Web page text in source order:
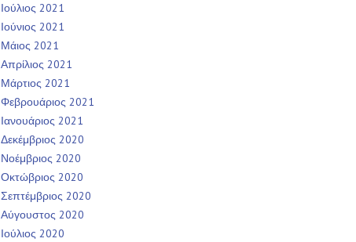
Ιούλιος 2021
Ιούνιος 2021
Μάιος 2021
Απρίλιος 2021
Μάρτιος 2021
Φεβρουάριος 2021
Ιανουάριος 2021
Δεκέμβριος 2020
Νοέμβριος 2020
Οκτώβριος 2020
Σεπτέμβριος 2020
Αύγουστος 2020
Ιούλιος 2020